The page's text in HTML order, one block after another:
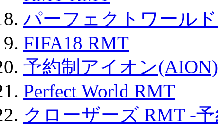
パーフェクトワール
FIFA18 RMT
予約制アイオン
Perfect World RMT
クローザーズ RMT -